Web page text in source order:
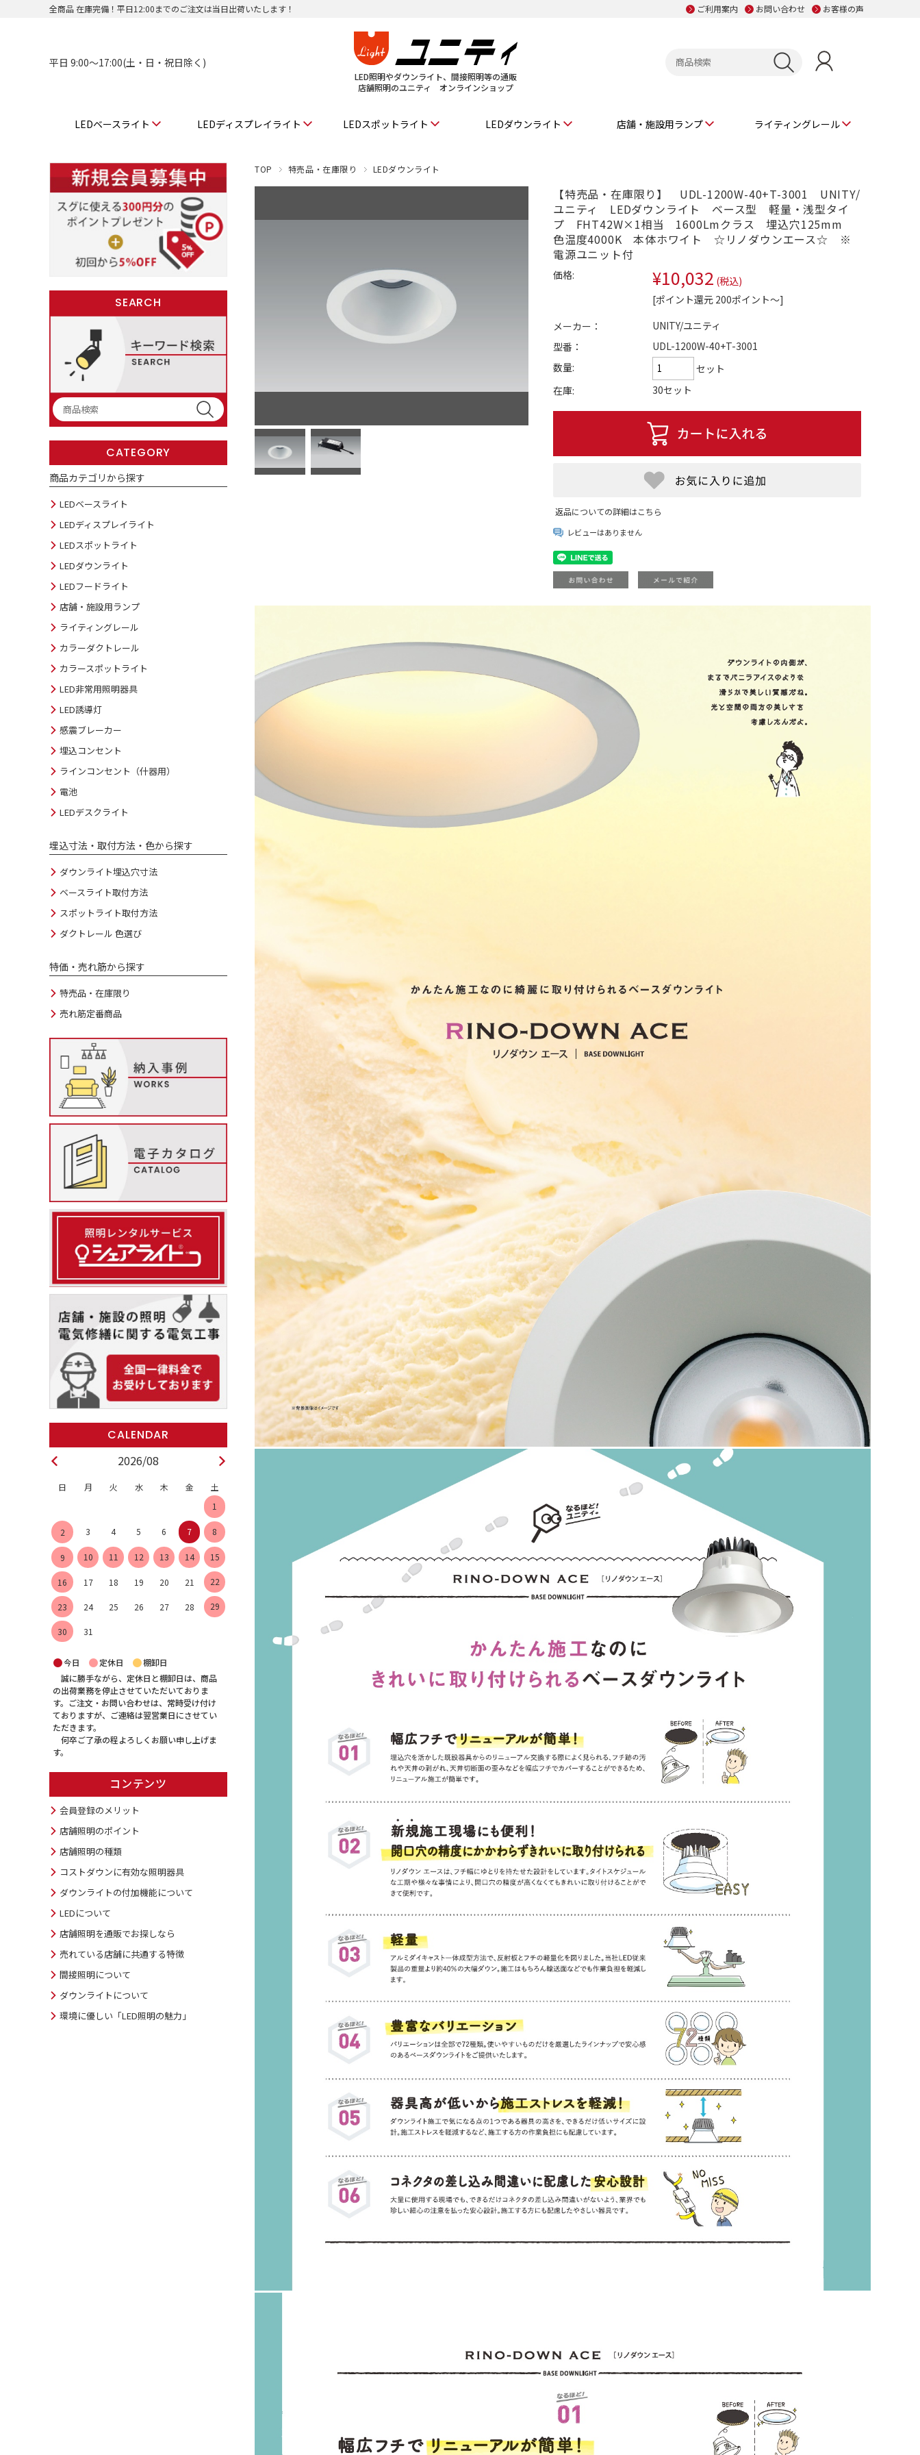
全商品 在庫完備！平日12:00までのご注文は当日出荷いたします！ ご利用案内 お問い合わせ お客様の声
平日 9:00〜17:00(土・日・祝日除く)
LED照明やダウンライト、間接照明等の通販
店舗照明のユニティ オンラインショップ
LEDベースライト LEDディスプレイライト LEDスポットライト LEDダウンライト 店舗・施設用ランプ ライティングレール
TOP 特売品・在庫限り LEDダウンライト
【特売品・在庫限り】 UDL-1200W-40+T-3001 UNITY/
ユニティ LEDダウンライト ベース型 軽量・浅型タイ
プ FHT42W×1相当 1600Lmクラス 埋込穴125mm
色温度4000K 本体ホワイト ☆リノダウンエース☆ ※
電源ユニット付
価格: ¥10,032 (税込)
[ポイント還元 200ポイント～]
メーカー：
UNITY/ユニティ
型番：
UDL-1200W-40+T-3001
数量:
セット
在庫:
30セット
返品についての詳細はこちら
レビューはありません
SEARCH
CATEGORY
商品カテゴリから探す
LEDベースライト
LEDディスプレイライト
LEDスポットライト
LEDダウンライト
LEDフードライト
店舗・施設用ランプ
ライティングレール
カラーダクトレール
カラースポットライト
LED非常用照明器具
LED誘導灯
感震ブレーカー
埋込コンセント
ラインコンセント（什器用）
電池
LEDデスクライト
埋込寸法・取付方法・色から探す
ダウンライト埋込穴寸法
ベースライト取付方法
スポットライト取付方法
ダクトレール 色選び
特価・売れ筋から探す
特売品・在庫限り
売れ筋定番商品
2026/08
日 月 火 水 木 金
土
1
2 3 4 5 6 7 8
9 10 11 12 13 14 15
16 17 18 19 20 21 22
23 24 25 26 27 28 29
30 31
●今日 ●定休日 ●棚卸日
誠に勝手ながら、定休日と棚卸日は、商品
の出荷業務を停止させていただいておりま
す。ご注文・お問い合わせは、常時受け付け
ておりますが、ご連絡は翌営業日にさせてい
ただきます。
何卒ご了承の程よろしくお願い申し上げま
す。
コンテンツ
会員登録のメリット
店舗照明のポイント
店舗照明の種類
コストダウンに有効な照明器具
ダウンライトの付加機能について
LEDについて
店舗照明を通販でお探しなら
売れている店舗に共通する特徴
間接照明について
ダウンライトについて
環境に優しい「LED照明の魅力」